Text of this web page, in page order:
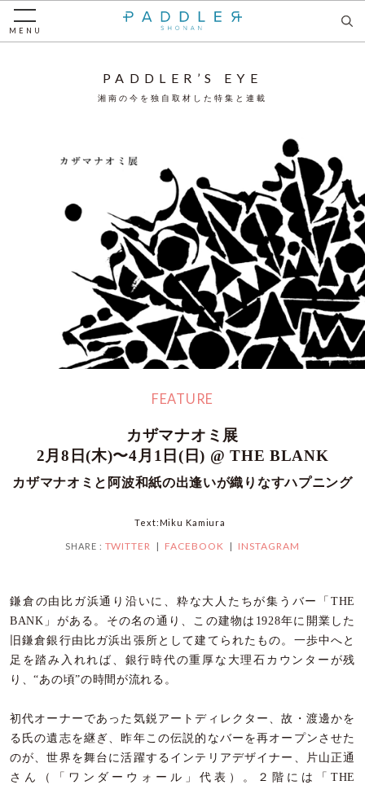
MENU
PADDLER’S EYE
湘南の今を独自取材した特集と連載
FEATURE
カザマナオミ展
2月8日(木)〜4月1日(日) @ THE BLANK
カザマナオミと阿波和紙の出逢いが織りなすハプニング
Text:Miku Kamiura
SHARE : TWITTER FACEBOOK INSTAGRAM
鎌倉の由比ガ浜通り沿いに、粋な大人たちが集うバー「THE
BANK」がある。その名の通り、この建物は1928年に開業した
旧鎌倉銀行由比ガ浜出張所として建てられたもの。一歩中へと
足を踏み入れれば、銀行時代の重厚な大理石カウンターが残
り、“あの頃”の時間が流れる。
初代オーナーであった気鋭アートディレクター、故・渡邊かを
る氏の遺志を継ぎ、昨年この伝説的なバーを再オープンさせた
のが、世界を舞台に活躍するインテリアデザイナー、片山正通
さん（「ワンダーウォール」代表）。２階には「THE